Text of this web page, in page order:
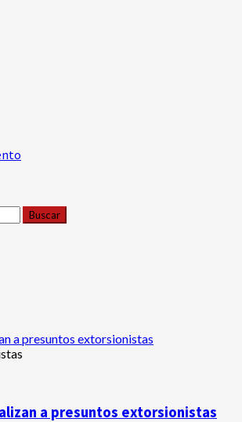
a presuntos extorsionistas
a presuntos extorsionistas